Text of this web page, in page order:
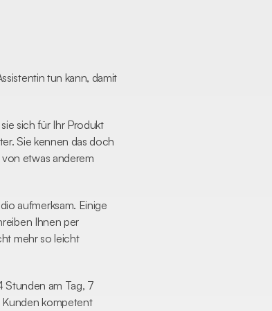
tun kann, damit
sich für Ihr Produkt
Sie kennen das doch
etwas anderem
aufmerksam. Einige
Ihnen per
mehr so leicht
Stunden am Tag, 7
Kunden kompetent